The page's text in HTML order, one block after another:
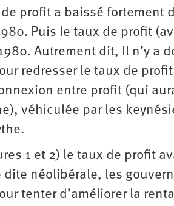
profit a baissé fortement
Puis le taux de profit
Autrement dit, Il n’y a
redresser le taux de
entre profit (qui
véhiculée par les
1 et 2) le taux de profit
néolibérale, les
tenter d’améliorer la